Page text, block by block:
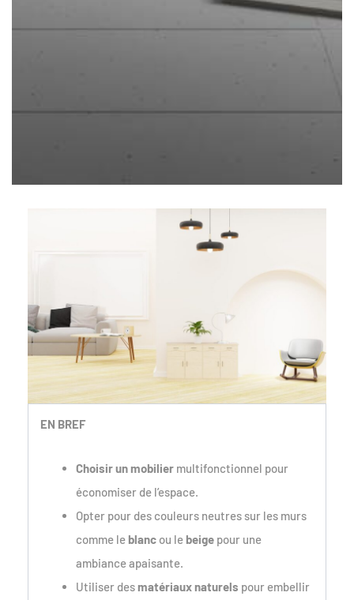
EN BREF
Choisir un mobilier multifonctionnel pour
économiser de l’espace.
Opter pour des couleurs neutres sur les murs
comme le blanc ou le beige pour une
ambiance apaisante.
Utiliser desmatériaux naturels pour embellir